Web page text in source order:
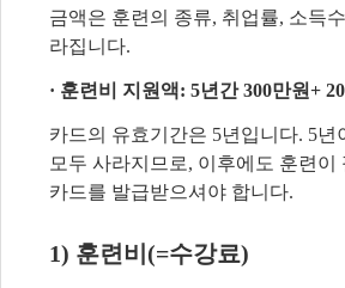
금액은 훈련의 종류, 취업률, 소득
라집니다.
· 훈련비 지원액: 5년간300만원+
카드의 유효기간은 5년입니다. 5년
모두 사라지므로, 이후에도 훈련이
카드를 발급받으셔야 합니다.
1) 훈련비 (=수강료)